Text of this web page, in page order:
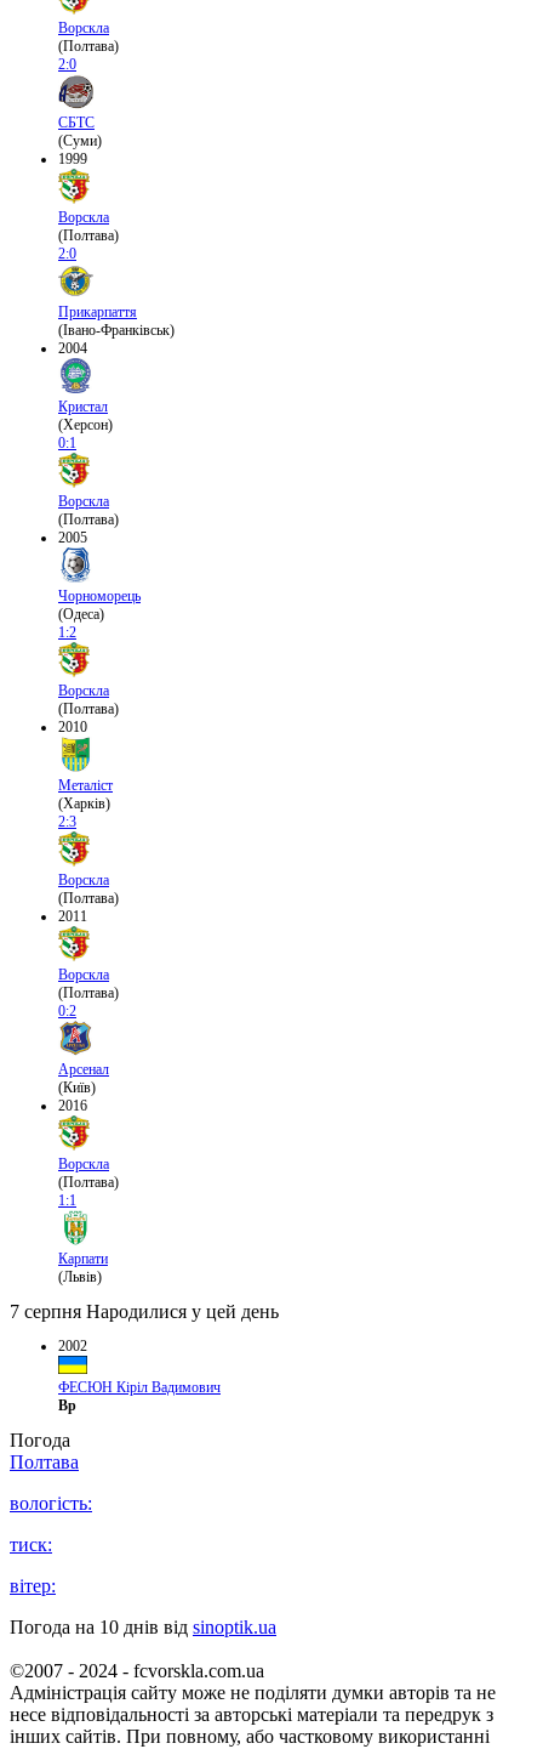
Ворскла
(Полтава)
2:0
СБТС
(Суми)
1999
Ворскла
(Полтава)
2:0
Прикарпаття
(Івано-Франківськ)
2004
Кристал
(Херсон)
0:1
Ворскла
(Полтава)
2005
Чорноморець
(Одеса)
1:2
Ворскла
(Полтава)
2010
Металіст
(Харків)
2:3
Ворскла
(Полтава)
2011
Ворскла
(Полтава)
0:2
Арсенал
(Київ)
2016
Ворскла
(Полтава)
1:1
Карпати
(Львів)
7 серпня Народилися у цей день
2002
ФЕСЮН Кіріл Вадимович
Вр
Погода
Полтава
вологість:
тиск:
вітер:
Погода на 10 днів від sinoptik.ua
©2007 - 2024 - fcvorskla.com.ua
Адміністрація сайту може не поділяти думки авторів та не
несе відповідальності за авторські матеріали та передрук з
інших сайтів. При повному, або частковому використанні